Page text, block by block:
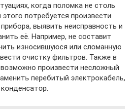
когда поломка не столь
потребуется произвести
выявить неисправность и
её. Например, не составит
износившуюся или сломанную
очистку фильтров. Также в
произвести несложный
перебитый электрокабель,
конденсатор.